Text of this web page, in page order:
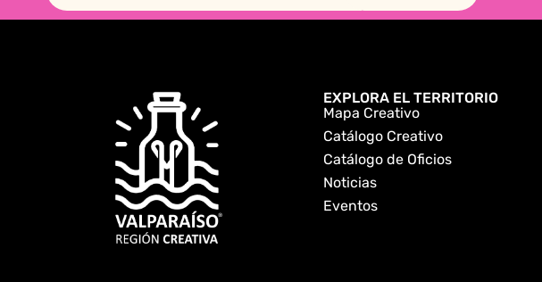
EXPLORA EL TERRITORIO
Mapa Creativo
Catálogo Creativo
Catálogo de Oficios
Noticias
Eventos